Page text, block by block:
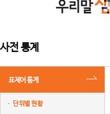
사전 통계
표제어 통계
단위별 현황